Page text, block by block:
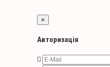
×
Авторизація